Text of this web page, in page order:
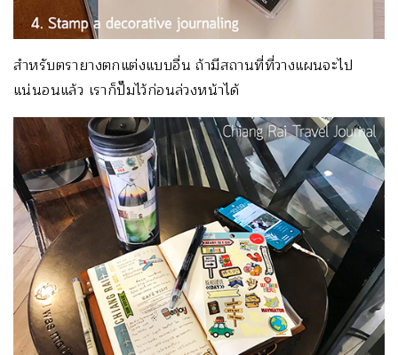
สำหรับตรายางตกแต่งแบบอื่น ถ้ามีสถานที่ที่วางแผนจะไป
แน่นอนแล้ว เราก็ปั๊มไว้ก่อนล่วงหน้าได้